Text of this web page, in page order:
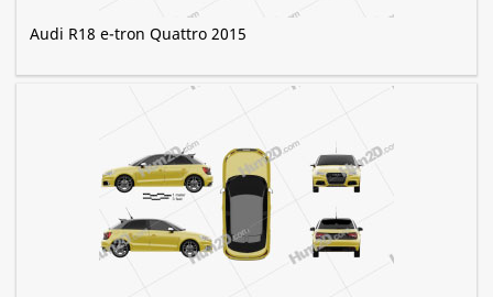
Audi R18 e-tron Quattro 2015